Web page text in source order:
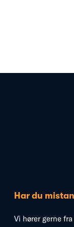
Har du
Vi hører gerne